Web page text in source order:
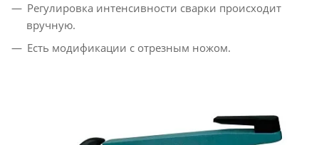
Регулировка интенсивности сварки происходит
вручную.
Есть модификации с отрезным ножом.